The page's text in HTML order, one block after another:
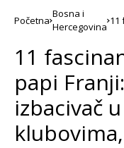
Početna
Bosna i
Hercegovina
11
11
papi
izbacivač